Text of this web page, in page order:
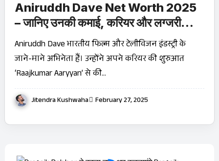
Aniruddh Dave Net Worth 2025
– जानिए उनकी कमाई, करियर और लग्जरी
लाइफस्टाइल!
Aniruddh Dave भारतीय फिल्म और टेलीविजन इंडस्ट्री के
जाने-माने अभिनेता हैं। उन्होंने अपने करियर की शुरुआत
‘Raajkumar Aaryyan’ से की…
Jitendra Kushwaha February 27, 2025